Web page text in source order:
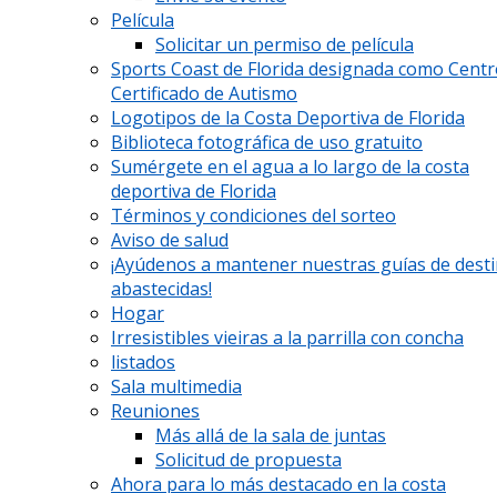
Película
Solicitar un permiso de película
Sports Coast de Florida designada como
Certificado de Autismo
Logotipos de la Costa Deportiva de Florida
Biblioteca fotográfica de uso gratuito
Sumérgete en el agua a lo largo de la costa
deportiva de Florida
Términos y condiciones del sorteo
Aviso de salud
¡Ayúdenos a mantener nuestras guías de
abastecidas!
Hogar
Irresistibles vieiras a la parrilla con concha
listados
Sala multimedia
Reuniones
Más allá de la sala de juntas
Solicitud de propuesta
Ahora para lo más destacado en la costa